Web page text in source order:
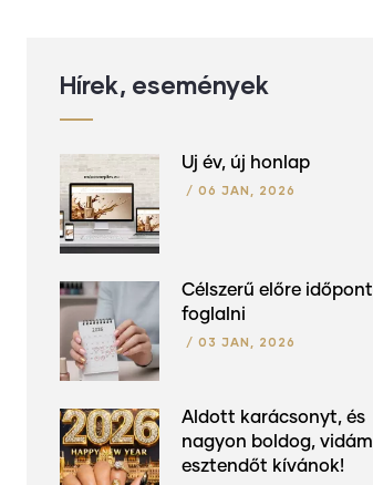
Hírek, események
Új év, új honlap
/ 06 JAN, 2026
Célszerű előre
foglalni
/ 03 JAN, 2026
Áldott karácsonyt, és
nagyon boldog,
esztendőt kívánok!